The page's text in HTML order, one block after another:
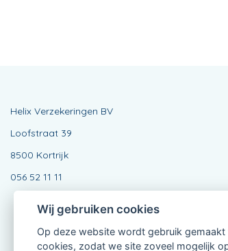
Helix Verzekeringen BV
Loofstraat 39
8500 Kortrijk
056 52 11 11
Wij gebruiken cookies
Op deze website wordt gebruik gemaakt
cookies, zodat we site zoveel mogelijk